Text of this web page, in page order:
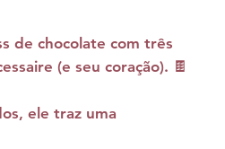
de chocolate com três
(e seu coração). 🍫
ele traz uma